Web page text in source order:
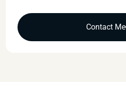
Contact Me